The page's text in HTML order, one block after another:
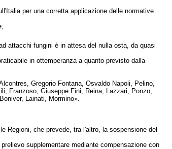
per una corretta applicazione delle normative
attacchi fungini è in attesa del nulla osta, da quasi
in ottemperanza a quanto previsto dalla
Gregorio Fontana, Osvaldo Napoli, Pelino,
Franzoso, Giuseppe Fini, Reina, Lazzari, Ponzo,
Lainati, Mormino».
Regioni, che prevede, tra l'altro, la sospensione del
supplementare mediante compensazione con